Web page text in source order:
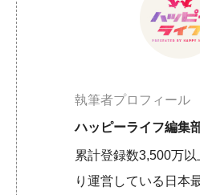
執筆者プロフィール
ハッピーライフ編集
累計登録数3,500万
り運営している日本